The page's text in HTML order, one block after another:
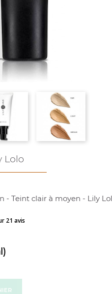
Lolo
- Teint clair à moyen - Lily
21 avis